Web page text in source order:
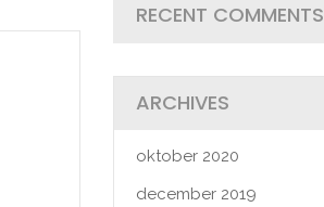
RECENT COMMENTS
ARCHIVES
oktober 2020
december 2019